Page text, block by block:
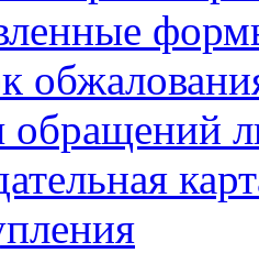
обращений